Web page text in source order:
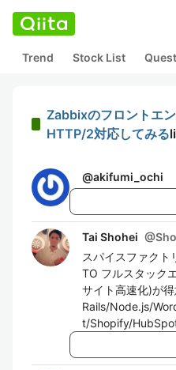
Trend Stock List
Zabbixのフロントエ
HTTP/2対応してみる
@akifumi_ochi
Tai Shohei @
スパイスファク
TO フルスタック
サイト高速化)が
Rails/Node.js/
t/Shopify/